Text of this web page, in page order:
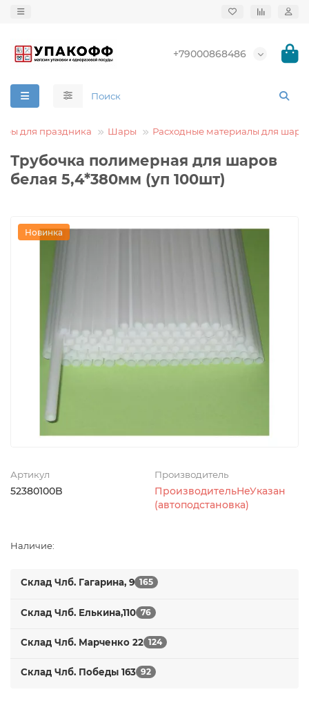
+79000868486
для праздника Шары Расходные материалы для
Трубочка полимерная для шаров
белая 5,4*380мм (уп 100шт)
Новинка
Артикул
52380100B
Производитель
ПроизводительНеУказан
(автоподстановка)
Наличие:
Склад Члб. Гагарина, 9 165
Склад Члб. Елькина,110 76
Склад Члб. Марченко 22 124
Склад Члб. Победы 163 92